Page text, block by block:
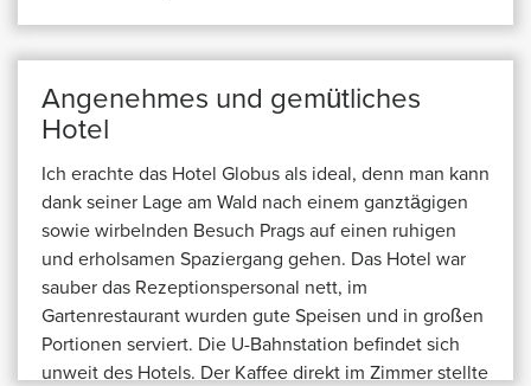
Angenehmes und gemütliches
Hotel
Ich erachte das Hotel Globus als ideal, denn man kann
dank seiner Lage am Wald nach einem ganztägigen
sowie wirbelnden Besuch Prags auf einen ruhigen
und erholsamen Spaziergang gehen. Das Hotel war
sauber das Rezeptionspersonal nett, im
Gartenrestaurant wurden gute Speisen und in großen
Portionen serviert. Die U-Bahnstation befindet sich
unweit des Hotels. Der Kaffee direkt im Zimmer stellte